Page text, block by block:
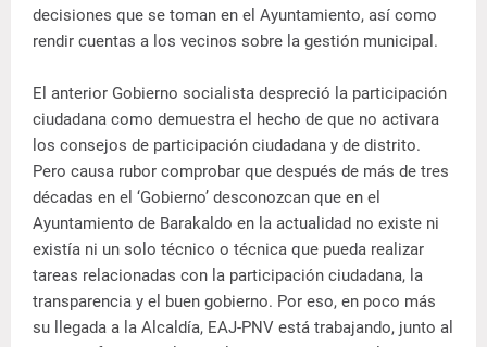
decisiones que se toman en el Ayuntamiento, así como
rendir cuentas a los vecinos sobre la gestión municipal.
El anterior Gobierno socialista despreció la participación
ciudadana como demuestra el hecho de que no activara
los consejos de participación ciudadana y de distrito.
Pero causa rubor comprobar que después de más de tres
décadas en el ‘Gobierno’ desconozcan que en el
Ayuntamiento de Barakaldo en la actualidad no existe ni
existía ni un solo técnico o técnica que pueda realizar
tareas relacionadas con la participación ciudadana, la
transparencia y el buen gobierno. Por eso, en poco más
su llegada a la Alcaldía, EAJ-PNV está trabajando, junto al